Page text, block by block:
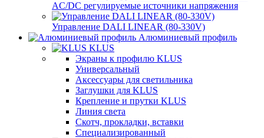
AC/DC регулируемые источники напряжения
Управление DALI LINEAR (80-330V)
Алюминиевый профиль
KLUS
Экраны к профилю KLUS
Универсальный
Аксессуары для светильника
Заглушки для KLUS
Крепление и прутки KLUS
Линия света
Скотч, прокладки, вставки
Специализированный